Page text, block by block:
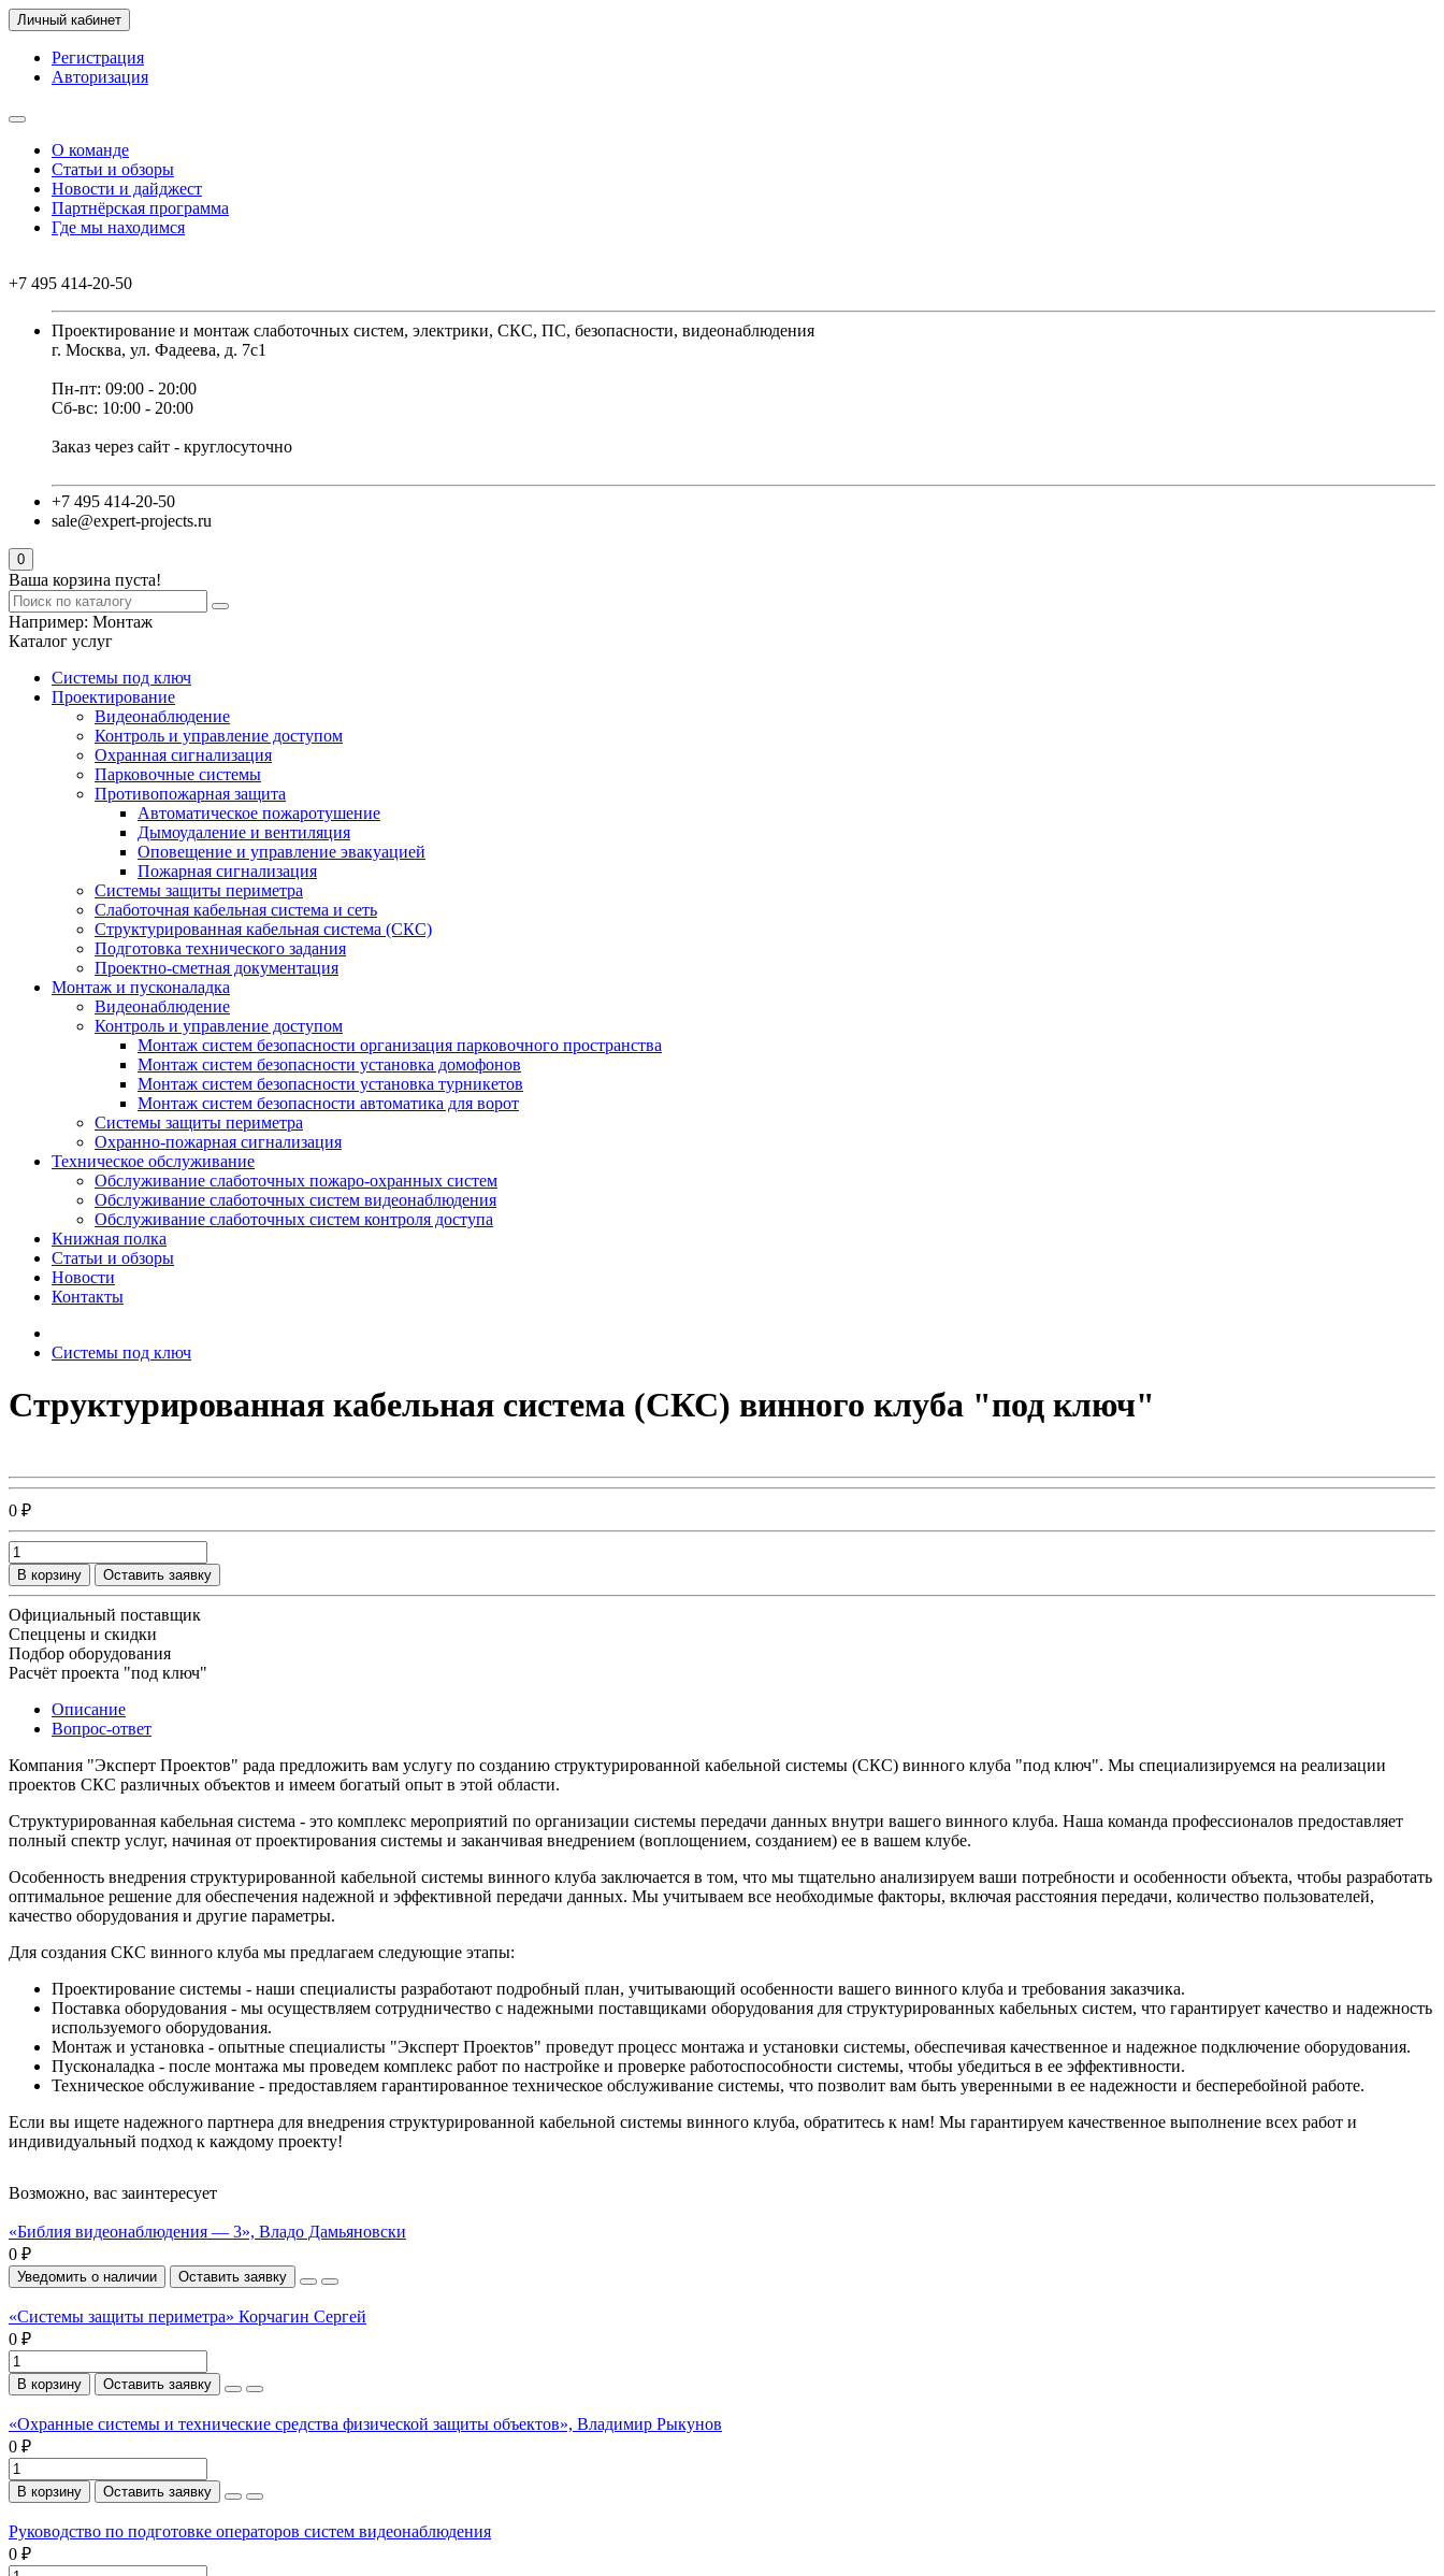
Личный кабинет
Регистрация
Авторизация
О команде
Статьи и обзоры
Новости и дайджест
Партнёрская программа
Где мы находимся
+7 495 414-20-50
Проектирование и монтаж слаботочных систем, электрики, СКС, ПС, безопасности, видеонаблюдения
г. Москва, ул. Фадеева, д. 7с1
Пн-пт: 09:00 - 20:00
Сб-вс: 10:00 - 20:00
Заказ через сайт - круглосуточно
+7 495 414-20-50
sale@expert-projects.ru
0
Ваша корзина пуста!
Например: Монтаж
Каталог услуг
Системы под ключ
Проектирование
Видеонаблюдение
Контроль и управление доступом
Охранная сигнализация
Парковочные системы
Противопожарная защита
Автоматическое пожаротушение
Дымоудаление и вентиляция
Оповещение и управление эвакуацией
Пожарная сигнализация
Системы защиты периметра
Слаботочная кабельная система и сеть
Структурированная кабельная система (СКС)
Подготовка технического задания
Проектно-сметная документация
Монтаж и пусконаладка
Видеонаблюдение
Контроль и управление доступом
Монтаж систем безопасности организация парковочного пространства
Монтаж систем безопасности установка домофонов
Монтаж систем безопасности установка турникетов
Монтаж систем безопасности автоматика для ворот
Системы защиты периметра
Охранно-пожарная сигнализация
Техническое обслуживание
Обслуживание слаботочных пожаро-охранных систем
Обслуживание слаботочных систем видеонаблюдения
Обслуживание слаботочных систем контроля доступа
Книжная полка
Статьи и обзоры
Новости
Контакты
Системы под ключ
Структурированная кабельная система (СКС) винного клуба "под ключ"
0 ₽
В корзину Оставить заявку
Официальный поставщик
Спеццены и скидки
Подбор оборудования
Расчёт проекта "под ключ"
Описание
Вопрос-ответ
Компания "Эксперт Проектов" рада предложить вам услугу по созданию структурированной кабельной системы (СКС) винного клуба "под ключ". Мы специализируемся на реализации
проектов СКС различных объектов и имеем богатый опыт в этой области.
Структурированная кабельная система - это комплекс мероприятий по организации системы передачи данных внутри вашего винного клуба. Наша команда профессионалов предоставляет
полный спектр услуг, начиная от проектирования системы и заканчивая внедрением (воплощением, созданием) ее в вашем клубе.
Особенность внедрения структурированной кабельной системы винного клуба заключается в том, что мы тщательно анализируем ваши потребности и особенности объекта, чтобы разработать
оптимальное решение для обеспечения надежной и эффективной передачи данных. Мы учитываем все необходимые факторы, включая расстояния передачи, количество пользователей,
качество оборудования и другие параметры.
Для создания СКС винного клуба мы предлагаем следующие этапы:
Проектирование системы - наши специалисты разработают подробный план, учитывающий особенности вашего винного клуба и требования заказчика.
Поставка оборудования - мы осуществляем сотрудничество с надежными поставщиками оборудования для структурированных кабельных систем, что гарантирует качество и надежность
используемого оборудования.
Монтаж и установка - опытные специалисты "Эксперт Проектов" проведут процесс монтажа и установки системы, обеспечивая качественное и надежное подключение оборудования.
Пусконаладка - после монтажа мы проведем комплекс работ по настройке и проверке работоспособности системы, чтобы убедиться в ее эффективности.
Техническое обслуживание - предоставляем гарантированное техническое обслуживание системы, что позволит вам быть уверенными в ее надежности и бесперебойной работе.
Если вы ищете надежного партнера для внедрения структурированной кабельной системы винного клуба, обратитесь к нам! Мы гарантируем качественное выполнение всех работ и
индивидуальный подход к каждому проекту!
Возможно, вас заинтересует
«Библия видеонаблюдения — 3», Владо Дамьяновски
0 ₽
Уведомить о наличии Оставить заявку
«Системы защиты периметра» Корчагин Сергей
0 ₽
В корзину Оставить заявку
«Охранные системы и технические средства физической защиты объектов», Владимир Рыкунов
0 ₽
В корзину Оставить заявку
Руководство по подготовке операторов систем видеонаблюдения
0 ₽